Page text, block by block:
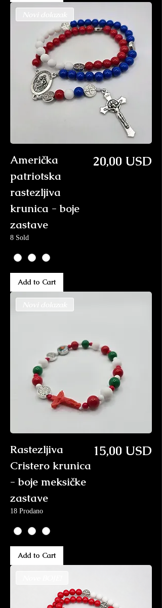
Američka
patriotska
rastezljiva
krunica - boje
zastave
Price
20,00 USD
8 Sold
Add to Cart
Rastezljiva
Cristero krunica
- boje meksičke
zastave
Price
15,00 USD
18 Prodano
Add to Cart